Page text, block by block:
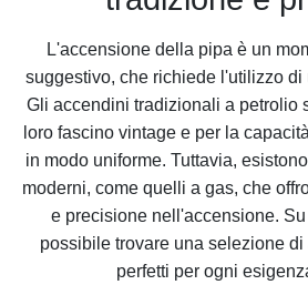
L'accensione della pipa è un
suggestivo, che richiede l'utilizzo di
Gli accendini tradizionali a petrolio
loro fascino vintage e per la
in modo uniforme. Tuttavia,
moderni, come quelli a gas, che
e precisione nell'accensione. Su
possibile trovare una selezione
perfetti per ogni